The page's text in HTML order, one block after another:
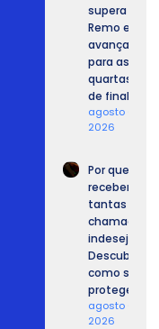
supera o
Remo e
avança
para as
quartas
de final.
agosto 6,
2026
Por que
recebemos
tantas
chamadas
Descubra
como se
proteger.
agosto 6,
2026